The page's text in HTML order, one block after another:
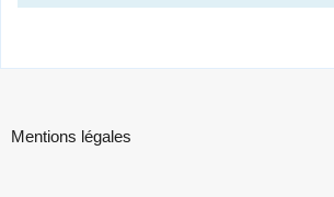
Mentions légales